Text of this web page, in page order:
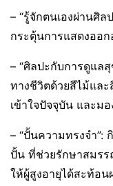
– “รู้จักตนเองผ่านศิ
กระตุ้นการแสดงออก
– “ศิลปะกับการดูแล
ทางชีวิตด้วยสีไม้และ
เข้าใจปัจจุบัน และม
– “ปั้นความทรงจำ”:
ปั้น ที่ช่วยรักษาสมรร
ให้ผู้สูงอายุได้สะท้อ